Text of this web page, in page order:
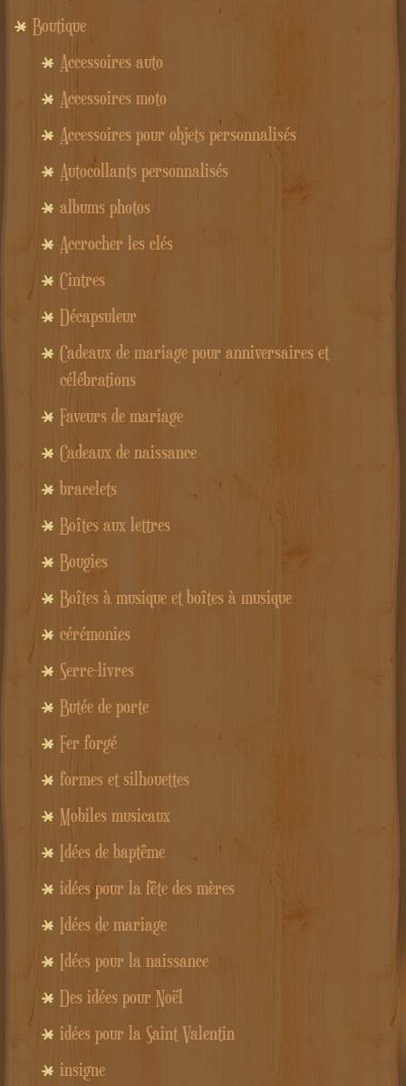
Boutique
Accessoires auto
Accessoires moto
Accessoires pour objets personnalisés
Autocollants personnalisés
albums photos
Accrocher les clés
Cintres
Décapsuleur
Cadeaux de mariage pour anniversaires et
célébrations
Faveurs de mariage
Cadeaux de naissance
bracelets
Boîtes aux lettres
Bougies
Boîtes à musique et boîtes à musique
cérémonies
Serre-livres
Butée de porte
Fer forgé
formes et silhouettes
Mobiles musicaux
Idées de baptême
idées pour la fête des mères
Idées de mariage
Idées pour la naissance
Des idées pour Noël
idées pour la Saint Valentin
insigne